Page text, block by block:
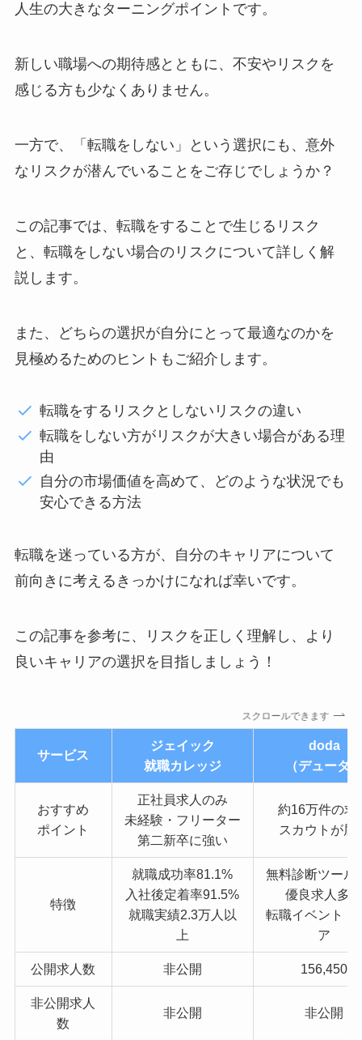
人生の大きなターニングポイントです。
新しい職場への期待感とともに、不安やリスクを
感じる方も少なくありません。
一方で、「転職をしない」という選択にも、意外
なリスクが潜んでいることをご存じでしょうか？
この記事では、転職をすることで生じるリスク
と、転職をしない場合のリスクについて詳しく解
説します。
また、どちらの選択が自分にとって最適なのかを
見極めるためのヒントもご紹介します。
転職をするリスクとしないリスクの違い
転職をしない方がリスクが大きい場合がある理
由
自分の市場価値を高めて、どのような状況でも
安心できる方法
転職を迷っている方が、自分のキャリアについて
前向きに考えるきっかけになれば幸いです。
この記事を参考に、リスクを正しく理解し、より
良いキャリアの選択を目指しましょう！
スクロールできます
サービス
ジェイック
就職カレッジ
doda
（デューダ
おすすめ
ポイント
正社員求人のみ
未経験・フリーター
第二新卒に強い
約16万件の求
スカウトが届
特徴
就職成功率81.1%
入社後定着率91.5%
就職実績2.3万人以
上
無料診断ツール
優良求人多
転職イベント
ア
公開求人数 非公開 156,450
非公開求人
数
非公開 非公開